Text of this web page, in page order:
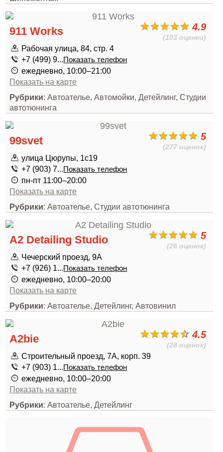
4.9
(103 оценки)
911 Works
Рабочая улица, 84, стр. 4
+7 (499) 9...Показать телефон
ежедневно, 10:00–21:00
Показать на карте
Рубрики: Автоателье, Автомойки, Детейлинг, Студии
автотюнинга
5
(277 оценок)
99svet
улица Цюрупы, 1с19
+7 (903) 7...Показать телефон
пн-пт 11:00–20:00
Показать на карте
Рубрики: Автоателье, Студии автотюнинга
5
(26 оценок)
A2 Detailing Studio
Чечерский проезд, 9А
+7 (926) 1...Показать телефон
ежедневно, 10:00–20:00
Показать на карте
Рубрики: Автоателье, Детейлинг, Автовинил
4.5
(28 оценок)
A2bie
Строительный проезд, 7А, корп. 39
+7 (903) 1...Показать телефон
ежедневно, 10:00–20:00
Показать на карте
Рубрики: Автоателье, Детейлинг